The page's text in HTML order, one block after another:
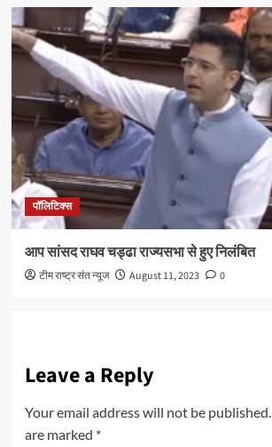
पॉलिटिक्स
आप सांसद राघव चड्ढा राज्यसभा से हुए निलंबित
टीम राष्ट्र संत न्यूज August 11, 2023 0
Leave a Reply
Your email address will not be published.
are marked *